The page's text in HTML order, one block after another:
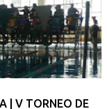
| V TORNEO DE